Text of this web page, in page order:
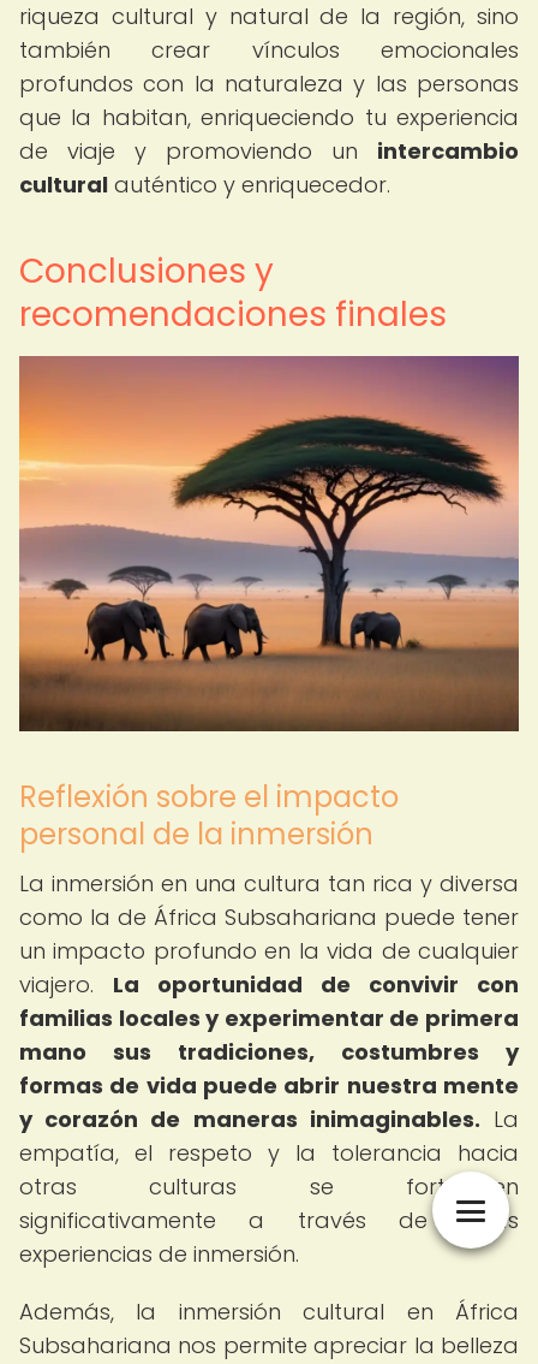
riqueza cultural y natural de la región, sino
también crear vínculos emocionales
profundos con la naturaleza y las personas
que la habitan, enriqueciendo tu experiencia
de viaje y promoviendo un intercambio
cultural auténtico y enriquecedor.
Conclusiones y
recomendaciones finales
Reflexión sobre el impacto
personal de la inmersión
La inmersión en una cultura tan rica y diversa
como la de África Subsahariana puede tener
un impacto profundo en la vida de cualquier
viajero. La oportunidad de convivir con
familias locales y experimentar de primera
mano sus tradiciones, costumbres y
formas de vida puede abrir nuestra mente
y corazón de maneras inimaginables. La
empatía, el respeto y la tolerancia hacia
otras culturas se fortalecen
significativamente a través de estas
experiencias de inmersión.
Además, la inmersión cultural en África
Subsahariana nos permite apreciar la belleza